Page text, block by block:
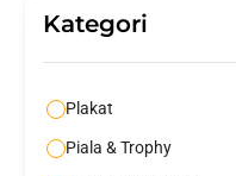
Kategori
Plakat
Piala & Trophy